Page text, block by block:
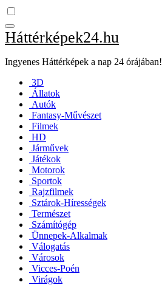
Háttérképek24.hu
Ingyenes Háttérképek a nap 24 órájában!
3D
Állatok
Autók
Fantasy-Művészet
Filmek
HD
Járművek
Játékok
Motorok
Sportok
Rajzfilmek
Sztárok-Hírességek
Természet
Számítógép
Ünnepek-Alkalmak
Válogatás
Városok
Vicces-Poén
Virágok